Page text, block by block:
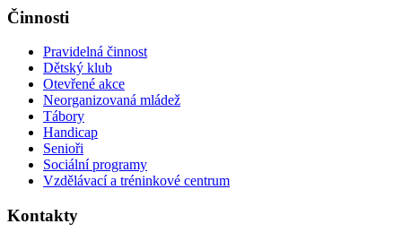
Činnosti
Pravidelná činnost
Dětský klub
Otevřené akce
Neorganizovaná mládež
Tábory
Handicap
Senioři
Sociální programy
Vzdělávací a tréninkové centrum
Kontakty